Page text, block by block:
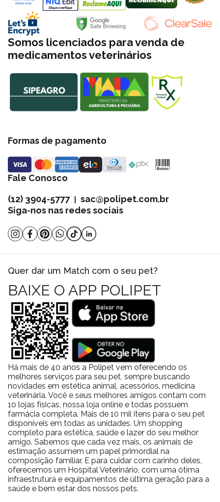
Somos licenciados para venda de
medicamentos veterinários
Formas de pagamento
Fale Conosco
(12) 3904-5777| sac@polipet.com.br
Siga-nos nas redes sociais
Quer dar um Match com o seu pet?
BAIXE O APP POLIPET
Há mais de 40 anos a Polipet vem oferecendo os
melhores serviços para seu pet, sempre buscando
novidades em estética animal, acessórios, medicina
veterinária. Você e seus melhores amigos contam com
10 lojas físicas, nossa loja online e todas possuem
farmácia completa. Mais de 10 mil itens para o seu pet
disponíveis em todas as unidades. Um shopping
completo para estética, saúde e lazer do seu melhor
amigo. Sabemos que cada vez mais, os animais de
estimação assumem um papel primordial na
composição familiar. E para cuidar com carinho deles,
oferecemos um Hospital Veterinário, com uma ótima
infraestrutura e equipamentos de última geração para a
saúde e bem estar dos nossos pets.